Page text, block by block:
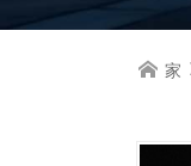
 家